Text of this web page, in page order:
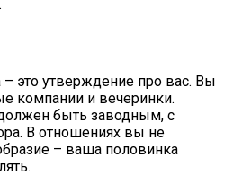
это утверждение про вас. Вы
компании и вечеринки.
быть заводным, с
В отношениях вы не
– ваша половинка